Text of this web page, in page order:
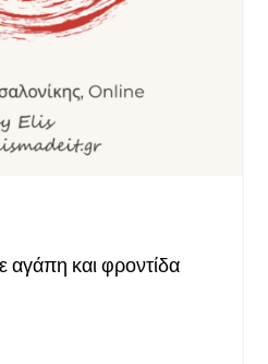
αγάπη και φροντίδα